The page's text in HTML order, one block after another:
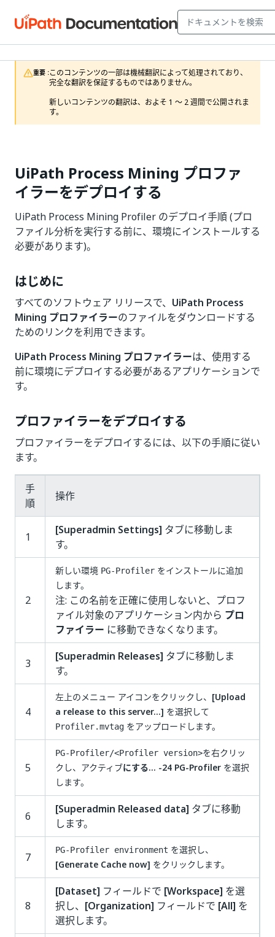
重要 :このコンテンツの一部は機械翻訳によって処理されており、
完全な翻訳を保証するものではありません。
新しいコンテンツの翻訳は、およそ 1 ～ 2 週間で公開されま
す。
UiPath Process Mining プロファ
イラーをデプロイする
UiPath Process Mining Profiler のデプロイ手順 (プロ
ファイル分析を実行する前に、環境にインストールする
必要があります)。
はじめに
すべてのソフトウェア リリースで、 UiPath Process
Mining プロファイラーのファイルをダウンロードする
ためのリンクを利用できます。
UiPath Process Mining プロファイラーは、使用する
前に環境にデプロイする必要があるアプリケーションで
す。
プロファイラーをデプロイする
プロファイラーをデプロイするには、以下の手順に従い
ます。
手
順
操作
1 [Superadmin Settings] タブに移動しま
す。
2
新しい環境 PG-Profiler をインストールに追加
します。
注: この名前を正確に使用しないと、プロフ
ァイル対象のアプリケーション内から プロ
ファイラー に移動できなくなります。
3 [Superadmin Releases] タブに移動しま
す。
4
左上のメニュー アイコンをクリックし、 [Upload
a release to this server…] を選択して
Profiler.mvtag をアップロードします。
5
PG-Profiler/<Profiler version>を右クリッ
クし、アクティブにする... -24 PG-Profiler を選択
します。
6 [Superadmin Released data] タブに移動
します。
7 PG-Profiler environment を選択し、
[Generate Cache now] をクリックします。
8
[Dataset] フィールドで [Workspace] を選
択し、 [Organization] フィールドで [All] を
選択します。